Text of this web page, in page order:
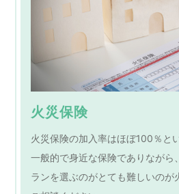
火災保険
火災保険の加入率はほぼ100％と
一般的で身近な保険でありながら
ランを選ぶのがとても難しいのが